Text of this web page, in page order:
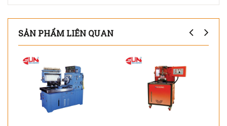
SẢN PHẨM LIÊN QUAN